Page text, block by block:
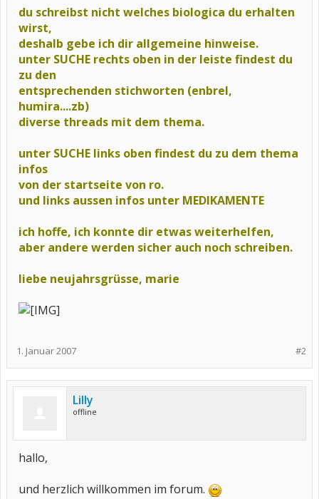
du schreibst nicht welches biologica du erhalten
wirst,
deshalb gebe ich dir allgemeine hinweise.
unter SUCHE rechts oben in der leiste findest du
zu den
entsprechenden stichworten (enbrel,
humira....zb)
diverse threads mit dem thema.
unter SUCHE links oben findest du zu dem thema
infos
von der startseite von ro.
und links aussen infos unter MEDIKAMENTE
ich hoffe, ich konnte dir etwas weiterhelfen,
aber andere werden sicher auch noch schreiben.
liebe neujahrsgrüsse, marie
#2
1. Januar 2007
Lilly
offline
hallo,
und herzlich willkommen im forum.